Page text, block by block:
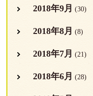
2018年9月 (30)
2018年8月 (8)
2018年7月 (21)
2018年6月 (28)